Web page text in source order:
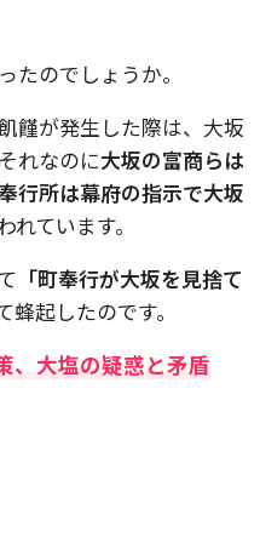
たのでしょうか。
饉が発生した際は、大坂
れなのに大坂の富商らは
行所は幕府の指示で大坂
れています。
「町奉行が大坂を見捨て
起したのです。
、大塩の疑惑と矛盾